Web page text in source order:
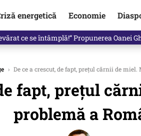
energetică Economie
de premier. Cine ar putea conduce
› De ce a crescut, de fapt, prețul cărnii de
fapt, prețul
problemă a